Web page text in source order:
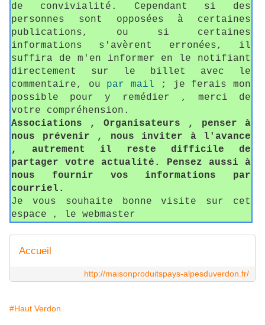
de convivialité. Cependant si des
personnes sont opposées à certaines
publications, ou si certaines
informations s'avèrent erronées, il
suffira de m'en informer en le notifiant
directement sur le billet avec le
commentaire, ou par mail ; je ferais mon
possible pour y remédier , merci de
votre compréhension.
Associations , Organisateurs , penser à
nous prévenir , nous inviter à l'avance
, autrement il reste difficile de
partager votre actualité. Pensez aussi à
nous fournir vos informations par
courriel.
Je vous souhaite bonne visite sur cet
espace , le webmaster
Accueil
http://maisonproduitspays-alpesduverdon.fr/
#Haut Verdon